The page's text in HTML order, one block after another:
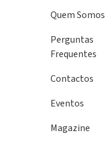
Quem Somos
Perguntas
Frequentes
Contactos
Eventos
Magazine